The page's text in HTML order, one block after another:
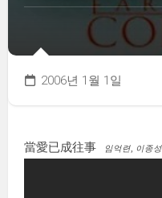
2006년 1월 1일
當愛已成往事 임억련, 이종성